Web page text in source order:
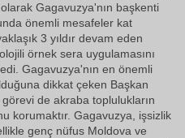
Gagavuzya'nın başkenti
önemli mesafeler kat
3 yıldır devam eden
örnek sera uygulamasını
Gagavuzya'nın en önemli
dikkat çeken Başkan
de akraba toplulukların
korumaktır. Gagavuzya, işsizlik
genç nüfus Moldova ve